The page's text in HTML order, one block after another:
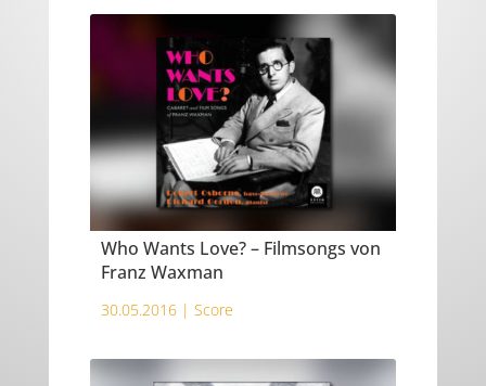
Who Wants Love? – Filmsongs von
Franz Waxman
30.05.2016 | Score